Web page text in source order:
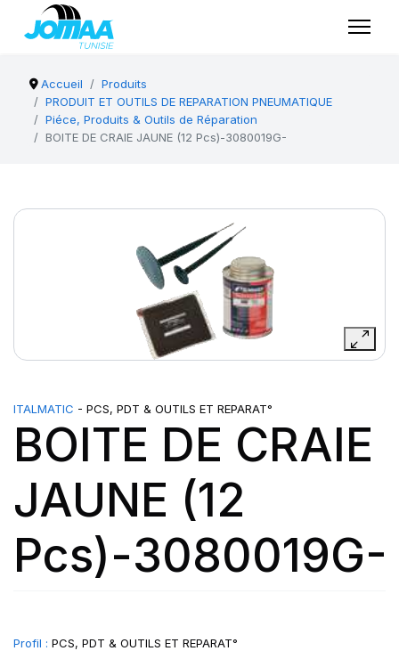
Accueil
Produits
PRODUIT ET OUTILS DE REPARATION PNEUMATIQUE
Piéce, Produits & Outils de Réparation
BOITE DE CRAIE JAUNE (12 Pcs)-3080019G-
ITALMATIC - PCS, PDT & OUTILS ET REPARAT°
BOITE DE CRAIE
JAUNE (12
Pcs)-3080019G-
Profil : PCS, PDT & OUTILS ET REPARAT°